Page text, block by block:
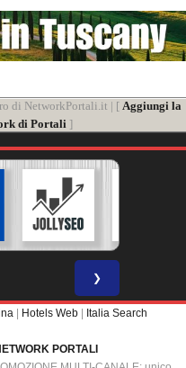
di NetworkPortali.it | [ Aggiungi la
di Portali ]
❯
| Hotels Web | Italia Search
PORTALI